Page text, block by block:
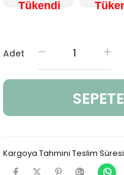
Adet
Kargoya Tahmini Teslim Süresi